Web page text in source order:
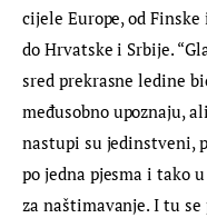
cijele Europe, od
do Hrvatske i Srbije.
sred prekrasne ledine
međusobno upoznaju,
nastupi su jedinstveni,
po jedna pjesma i tako
za naštimavanje. I tu